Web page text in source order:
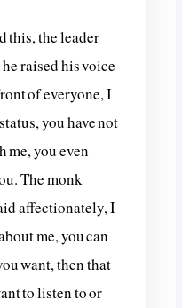
this, the leader
raised his voice
of everyone, I
you have not
me, you even
The monk
affectionately, I
me, you can
want, then that
to listen to or